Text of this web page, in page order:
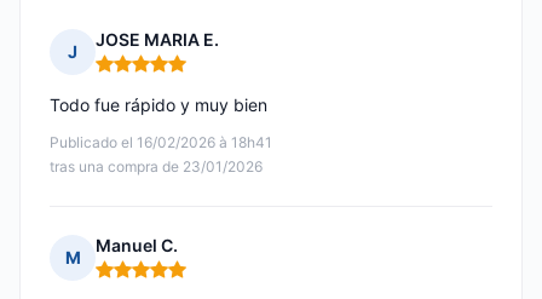
J
JOSE MARIA E.
Nota: 5 de 5
Publicado el 16/02/2026 à 18h41
tras una compra de 23/01/2026
Todo fue rápido y muy bien
M
Manuel C.
Nota: 5 de 5